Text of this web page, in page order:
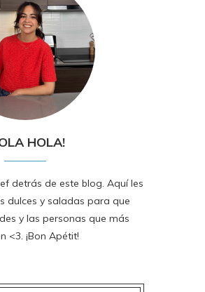
HOLA!
detrás de este blog. Aquí les
dulces y saladas para que
y las personas que más
<3. ¡Bon Apétit!